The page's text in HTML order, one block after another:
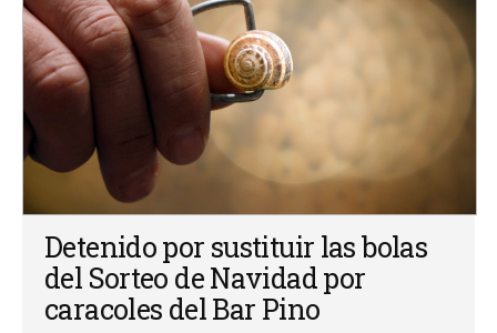
Detenido por sustituir las bolas
del Sorteo de Navidad por
caracoles del Bar Pino